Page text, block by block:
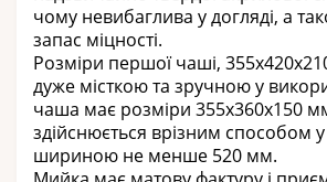
чому невибаглива у догляді, а
запас міцності.
Розміри першоїчаші,
дуже місткою та зручною у
чаша має розміри 355х360х150
здійснюється врізним способом
шириною не менше 520 мм.